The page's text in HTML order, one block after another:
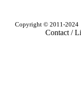
Copyright © 2011-2024
Contact /